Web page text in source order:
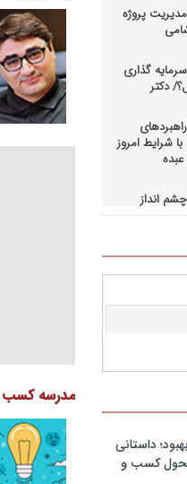
پروژه
گذاری
دکتر
شرایط امروز
انداز
فایل
فرایند
فایل
فایل
داستانی
تحول کسب و
مدرسه کسب